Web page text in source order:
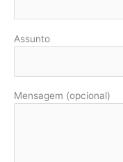
Assunto
Mensagem (opcional)